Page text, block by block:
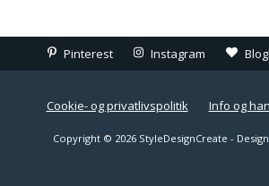
Pinterest Instagram
Cookie- og privatlivspolitik Info og
Copyright © 2026 StyleDesignCreate -